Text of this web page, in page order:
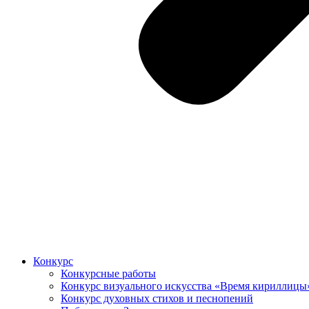
Конкурс
Конкурсные работы
Конкурс визуального искусства «Время
Конкурс духовных стихов и песнопений